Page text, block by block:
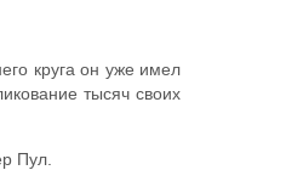
круга он уже имел
тысяч своих
Пул.